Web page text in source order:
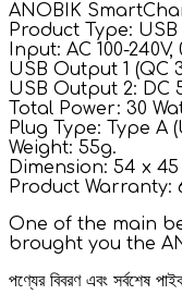
ANOBIK
Product Type:
Input: AC 100-
USB Output 1 (QC
USB Output 2: DC
Total Power: 30
Plug Type: Type A
Weight: 55g.
Dimension: 54 x 45
Product Warranty:
One of the main
brought you the
পণ্যের বিবরণ এবং সর্বশেষ